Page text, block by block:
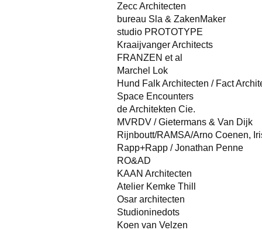
Zecc Architecten
bureau Sla & ZakenMaker
studio PROTOTYPE
Kraaijvanger Architects
FRANZEN et al
Marchel Lok
Hund Falk Architecten / Fact
Space Encounters
de Architekten Cie.
MVRDV / Gietermans & Van Dijk
Rijnboutt/RAMSA/Arno Coenen,
Rapp+Rapp / Jonathan Penne
RO&AD
KAAN Architecten
Atelier Kemke Thill
Osar architecten
Studioninedots
Koen van Velzen